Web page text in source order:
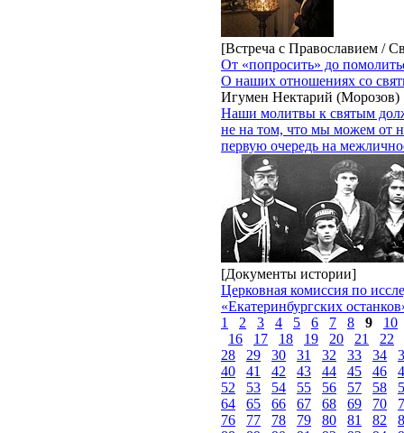
[Встреча с Православием /
От «попросить» до
О наших отношениях со
Игумен Нектарий (Морозов)
Наши молитвы к святым
не на том, что мы можем от
первую очередь на
[Документы истории]
Церковная комиссия по
«Екатеринбургских
1
2 3 4 5 6 7 8 9
10
16
17 18 19 20 21
22
28
29 30 31 32 33 34
40
41 42 43 44 45 46
52
53 54 55 56 57 58
64
65 66 67 68 69 70
76
77 78 79 80 81 82